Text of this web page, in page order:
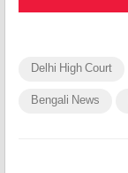
Delhi High Court
Bengali News